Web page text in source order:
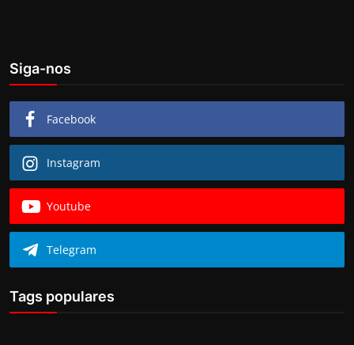
Siga-nos
Facebook
Instagram
Youtube
Telegram
Tags populares